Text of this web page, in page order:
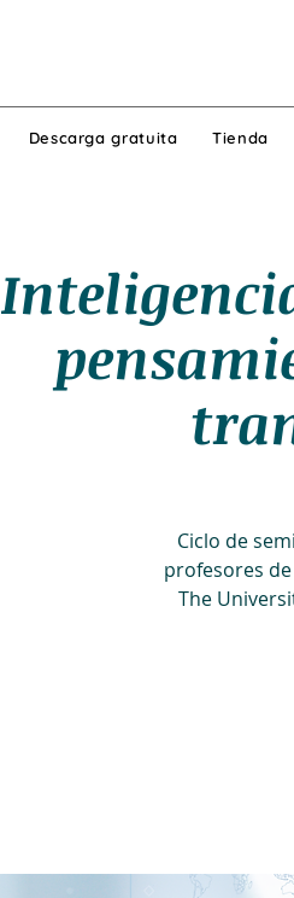
Descarga gratuita Tienda
Ciclo de
profesores
The